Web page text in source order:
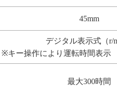
45mm
デジタル表示式（r/
※キー操作により運転時間表示
最大300時間